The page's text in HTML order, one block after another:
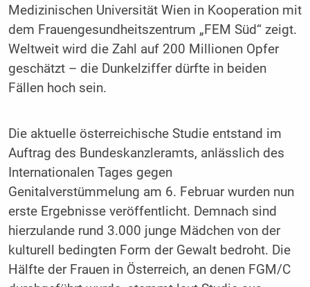
Medizinischen Universität Wien in Kooperation mit
dem Frauengesundheitszentrum „FEM Süd“ zeigt.
Weltweit wird die Zahl auf 200 Millionen Opfer
geschätzt – die Dunkelziffer dürfte in beiden
Fällen hoch sein.
Die aktuelle österreichische Studie entstand im
Auftrag des Bundeskanzleramts, anlässlich des
Internationalen Tages gegen
Genitalverstümmelung am 6. Februar wurden nun
erste Ergebnisse veröffentlicht. Demnach sind
hierzulande rund 3.000 junge Mädchen von der
kulturell bedingten Form der Gewalt bedroht. Die
Hälfte der Frauen in Österreich, an denen FGM/C